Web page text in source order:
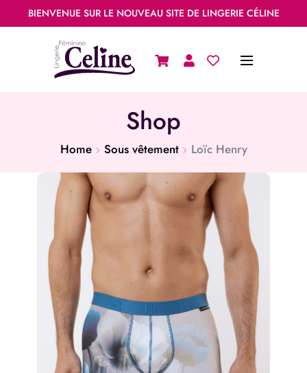
BIENVENUE SUR LE NOUVEAU SITE DE LINGERIE CÉLINE
Shop
Home Sous vêtement Loïc Henry